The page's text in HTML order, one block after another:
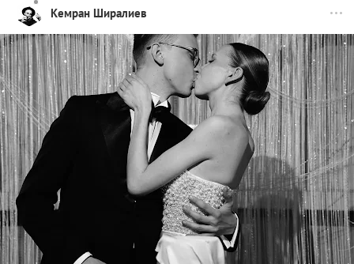
Кемран Ширалиев